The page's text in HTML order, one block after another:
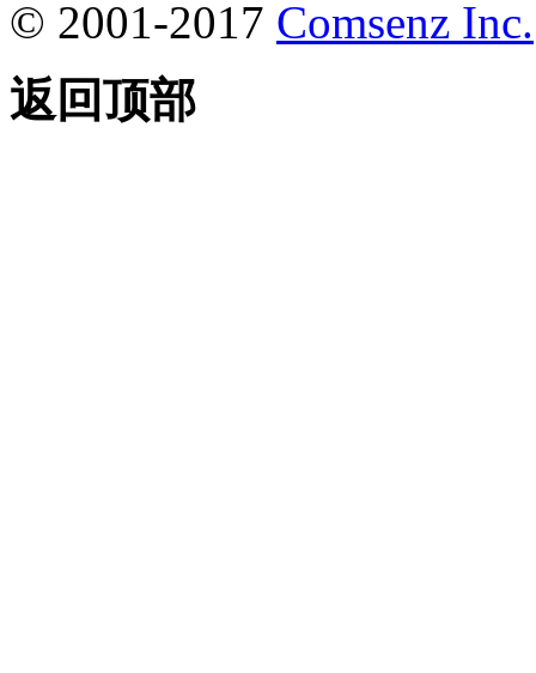
© 2001-2017 Comsenz Inc.
返回顶部